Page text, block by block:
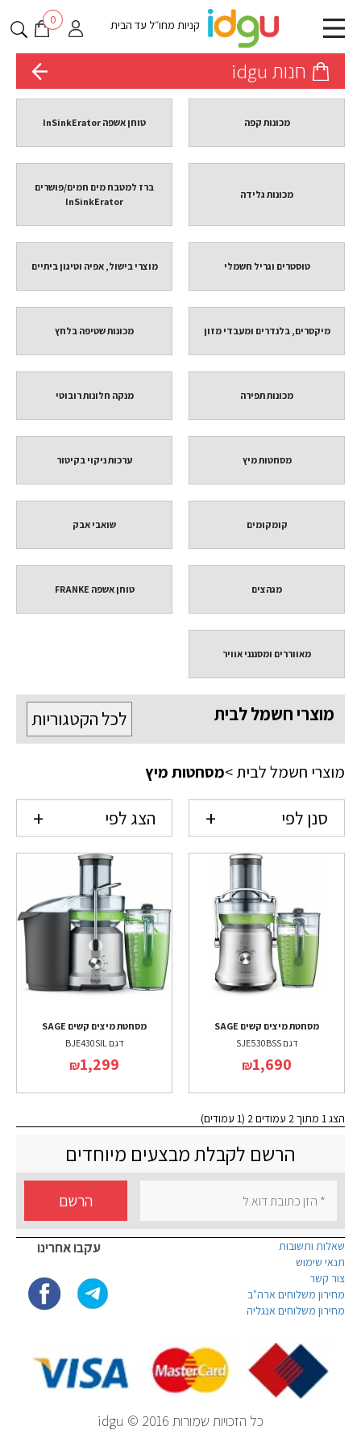
קניות מחו״ל עד הבית 0
חנות idgu
מכונות קפה טוחן אשפה InSinkErator
מכונות גלידה
ברז למטבח מים חמים/פושרים
InSinkErator
טוסטרים וגריל חשמלי מוצרי בישול, אפיה וטיגון ביתיים
מיקסרים, בלנדרים ומעבדי מזון מכונות שטיפה בלחץ
מכונות תפירה מנקה חלונות רובוטי
מסחטות מיץ ערכות ניקוי בקיטור
קומקומים שואבי אבק
מגהצים טוחן אשפה FRANKE
מאווררים ומסננני אוויר
לכל הקטגוריות מוצרי חשמל לבית
מוצרי חשמל לבית>מסחטות מיץ
סנן לפי הצג לפי
מסחטת מיצים קשים SAGE
דגם SJE530BSS
₪1,690
מסחטת מיצים קשים SAGE
דגם BJE430SIL
₪1,299
הצג 1 מתוך 2 עמודים 2 (1 עמודים)
הרשם לקבלת מבצעים מיוחדים
הרשם
עקבו אחרינו
שאלות ותשובות
תנאי שימוש
צור קשר
מחירון משלוחים ארה"ב
מחירון משלוחים אנגליה
כל הזכויות שמורות idgu © 2016